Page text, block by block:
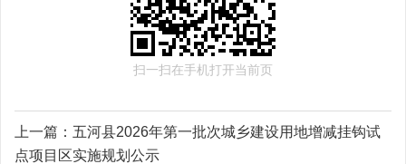
扫一扫在手机打开当前页
上一篇： 五河县2026年第一批次城乡建设用地增减挂钩试
点项目区实施规划公示